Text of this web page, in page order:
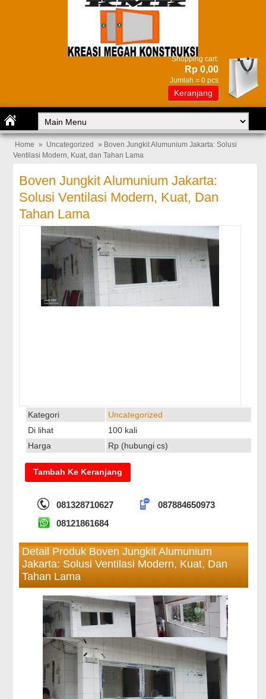
Shopping cart:
Rp 0,00
Jumlah = 0 pcs
Keranjang
Home » Uncategorized
» Boven Jungkit Alumunium Jakarta: Solusi
Ventilasi Modern, Kuat, dan Tahan Lama
Boven Jungkit Alumunium Jakarta:
Solusi Ventilasi Modern, Kuat, Dan
Tahan Lama
Kategori
Uncategorized
Di lihat
100 kali
Harga
Rp (hubungi cs)
081328710627
087884650973
08121861684
Detail Produk Boven Jungkit Alumunium
Jakarta: Solusi Ventilasi Modern, Kuat, Dan
Tahan Lama